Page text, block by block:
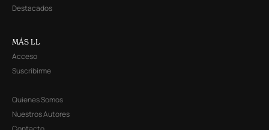
Destacados
MÁS LL
Acceso
Suscribirme
Quienes Somos
Nuestros Autores